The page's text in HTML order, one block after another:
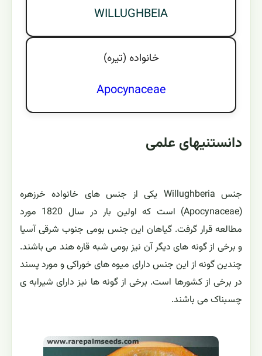
WILLUGHBEIA
خانواده (تيره)
Apocynaceae
دانستنیهای علمی
جنس Willughberia یکی از جنس های خانواده خرزهره
(Apocynaceae) است که اولین بار در سال 1820 مورد
مطالعه قرار گرفت. گیاهان این جنس بومی جنوب شرقی آسیا
و برخی از گونه های دیگر آن نیز بومی شبه قاره هند می باشند.
چندین گونه از این جنس دارای میوه های خوراکی و مورد پسند
در برخی از کشورها است. برخی از گونه ها نیز دارای شیرابه ی
چسبناک می باشند.